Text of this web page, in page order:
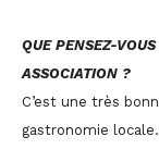
QUE PENSEZ-
ASSOCIATION ?
C’est une très
gastronomie